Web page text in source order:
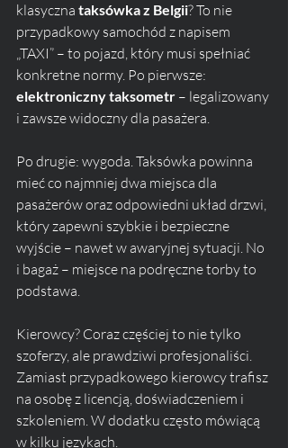
klasyczna taksówka z Belgii? To nie
przypadkowy samochód z napisem
„TAXI” – to pojazd, który musi spełniać
konkretne normy. Po pierwsze:
elektroniczny taksometr – legalizowany
i zawsze widoczny dla pasażera.
Po drugie: wygoda. Taksówka powinna
mieć co najmniej dwa miejsca dla
pasażerów oraz odpowiedni układ drzwi,
który zapewni szybkie i bezpieczne
wyjście – nawet w awaryjnej sytuacji. No
i bagaż – miejsce na podręczne torby to
podstawa.
Kierowcy? Coraz częściej to nie tylko
szoferzy, ale prawdziwi profesjonaliści.
Zamiast przypadkowego kierowcy trafisz
na osobę z licencją, doświadczeniem i
szkoleniem. W dodatku często mówiącą
w kilku językach.